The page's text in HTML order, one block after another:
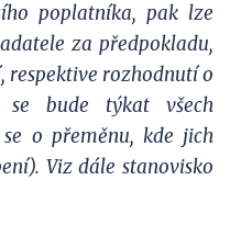
poplatníka, pak lze
za předpokladu,
respektive rozhodnutí o
se bude týkat všech
o přeměnu, kde jich
Viz dále stanovisko